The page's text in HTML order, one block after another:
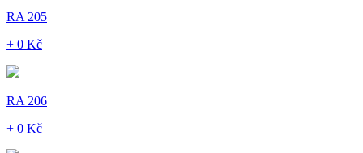
RA 205
+ 0 Kč
RA 206
+ 0 Kč